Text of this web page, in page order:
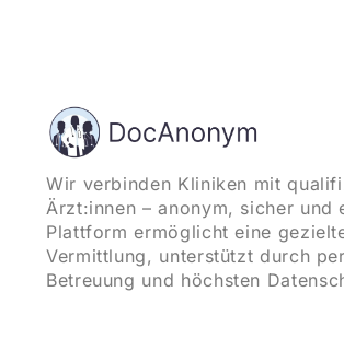
Wir verbinden Kliniken mit
Ärzt:innen – anonym, sicher und
Plattform ermöglicht eine
Vermittlung, unterstützt durch
Betreuung und höchsten